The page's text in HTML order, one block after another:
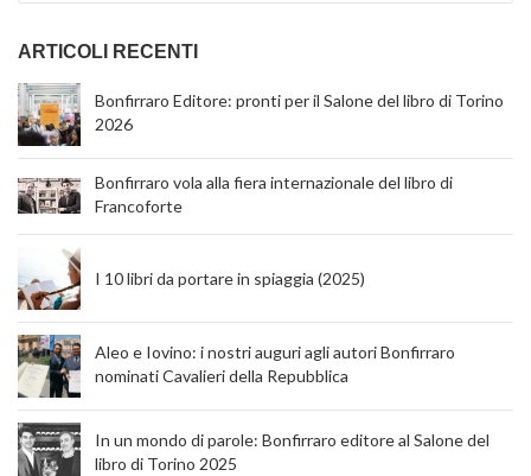
ARTICOLI RECENTI
Bonfirraro Editore: pronti per il Salone del libro di Torino
2026
Bonfirraro vola alla fiera internazionale del libro di
Francoforte
I 10 libri da portare in spiaggia (2025)
Aleo e Iovino: i nostri auguri agli autori Bonfirraro
nominati Cavalieri della Repubblica
In un mondo di parole: Bonfirraro editore al Salone del
libro di Torino 2025